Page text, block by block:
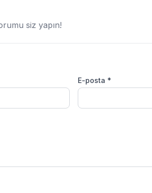
siz yapın!
E-posta *